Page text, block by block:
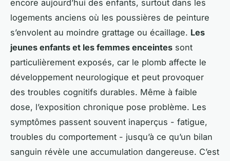
encore aujourd’hui des enfants, surtout dans les
logements anciens où les poussières de peinture
s’envolent au moindre grattage ou écaillage. Les
jeunes enfants et les femmes enceintes sont
particulièrement exposés, car le plomb affecte le
développement neurologique et peut provoquer
des troubles cognitifs durables. Même à faible
dose, l’exposition chronique pose problème. Les
symptômes passent souvent inaperçus - fatigue,
troubles du comportement - jusqu’à ce qu’un bilan
sanguin révèle une accumulation dangereuse. C’est